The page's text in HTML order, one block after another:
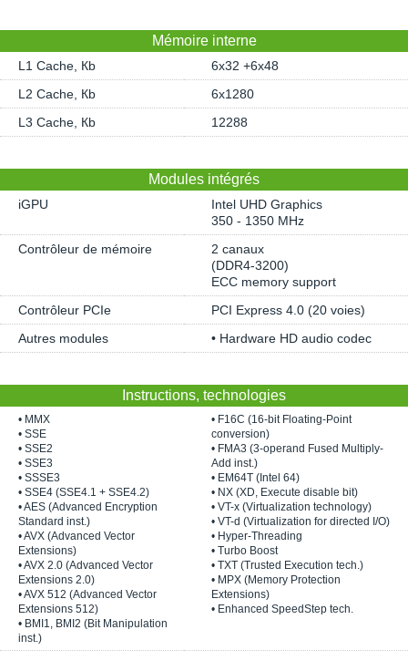
Mémoire interne
L1 Cache, Кb
6x32 +6x48
L2 Cache, Кb
6x1280
L3 Cache, Кb
12288
Modules intégrés
iGPU
Intel UHD Graphics
350 - 1350 MHz
Contrôleur de mémoire
2 canaux
(DDR4-3200)
ECC memory support
Contrôleur PCIe
PCI Express 4.0 (20 voies)
Autres modules
• Hardware HD audio codec
Instructions, technologies
• MMX
• SSE
• SSE2
• SSE3
• SSSE3
• SSE4 (SSE4.1 + SSE4.2)
• AES (Advanced Encryption
Standard inst.)
• AVX (Advanced Vector
Extensions)
• AVX 2.0 (Advanced Vector
Extensions 2.0)
• AVX 512 (Advanced Vector
Extensions 512)
• BMI1, BMI2 (Bit Manipulation
inst.)
• F16C (16-bit Floating-Point
conversion)
• FMA3 (3-operand Fused Multiply-
Add inst.)
• EM64T (Intel 64)
• NX (XD, Execute disable bit)
• VT-x (Virtualization technology)
• VT-d (Virtualization for directed I/O)
• Hyper-Threading
• Turbo Boost
• TXT (Trusted Execution tech.)
• MPX (Memory Protection
Extensions)
• Enhanced SpeedStep tech.